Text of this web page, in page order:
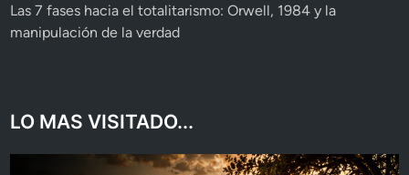
Las 7 fases hacia el totalitarismo: Orwell, 1984 y la
manipulación de la verdad
LO MAS VISITADO...